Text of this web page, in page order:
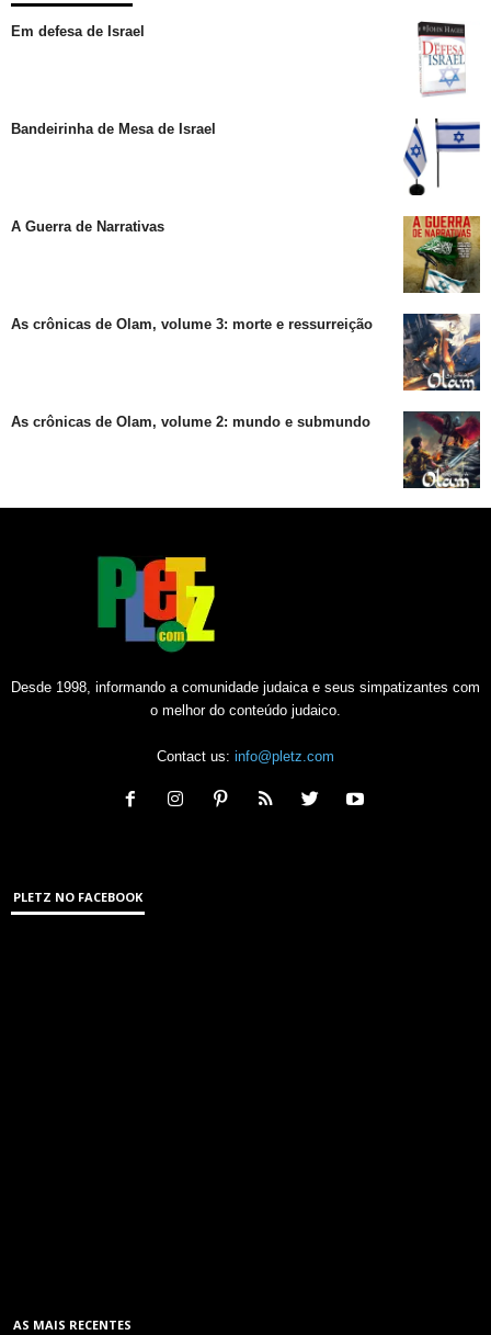
Em defesa de Israel
Bandeirinha de Mesa de Israel
A Guerra de Narrativas
As crônicas de Olam, volume 3: morte e ressurreição
As crônicas de Olam, volume 2: mundo e submundo
Desde 1998, informando a comunidade judaica e seus simpatizantes com
o melhor do conteúdo judaico.
Contact us: info@pletz.com
PLETZ NO FACEBOOK
AS MAIS RECENTES